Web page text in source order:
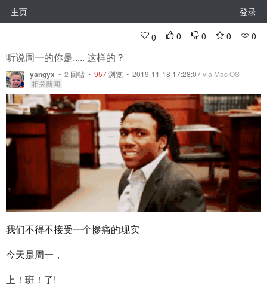
主页 登录
0 0 0 0 0
听说周一的你是..... 这样的？
yangyx • 2 回帖 • 957浏览 • 2019-11-18 17:28:07via Mac OS
相关新闻
我们不得不接受一个惨痛的现实
今天是周一，
上！班！了!